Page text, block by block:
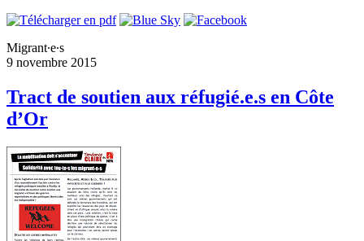
Migrant∙e∙s
9 novembre 2015
Tract de soutien aux réfugié.e.s en Côte
d’Or